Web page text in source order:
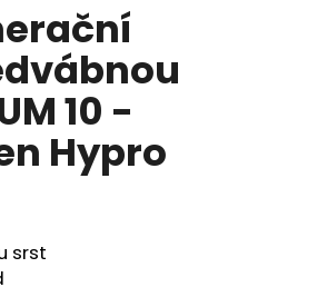
10 -
Hypro
srst